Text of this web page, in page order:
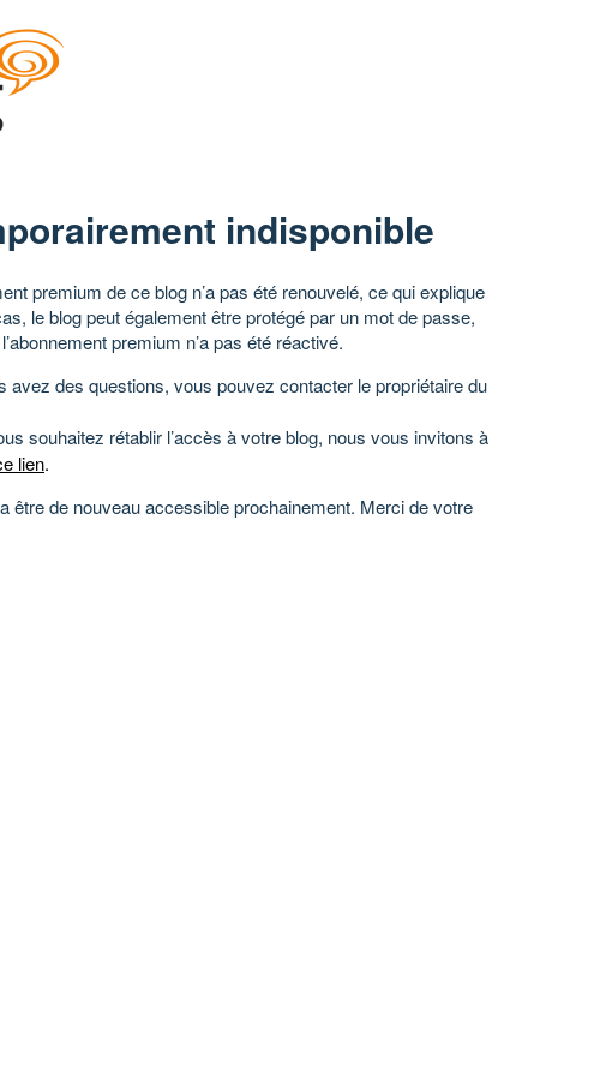
indisponible
premium de ce blog n’a pas été renouvelé, ce qui explique
le blog peut également être protégé par un mot de passe,
premium n’a pas été réactivé.
avez des questions, vous pouvez contacter le propriétaire du
souhaitez rétablir l’accès à votre blog, nous vous invitons à
lien.
être de nouveau accessible prochainement. Merci de votre